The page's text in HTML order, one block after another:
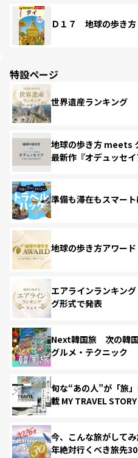
Ｄ１７ 地球の歩き
特設ページ
世界遺産ランキング
地球の歩き方 meets
最新作『オデュッセイ
準備も滞在もスマー
地球の歩き方アワー
エアラインランキン
グ形式で発表
Next韓国旅 次の韓国
グルメ・テクニック
旬な“あの人”が「旅
載 MY TRAVEL STORY
今、こんな旅がして
年絶対行くべき旅先30